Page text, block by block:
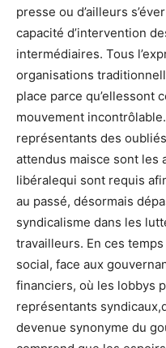
presse ou d’ailleurs
capacité d’intervention
intermédiaires. Tous
organisations
place parce qu’ellessont
mouvement
représentants des
attendus maisce sont les
libéralequi sont requis
au passé, désormais
syndicalisme dans les
travailleurs. En ces
social, face aux
financiers, où les lobbys
représentants
devenue synonyme du